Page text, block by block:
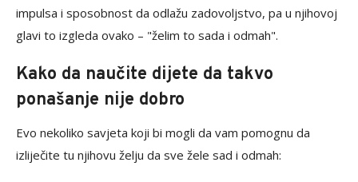
impulsa i sposobnost da odlažu zadovoljstvo, pa u njihovoj
glavi to izgleda ovako – "želim to sada i odmah".
Kako da naučite dijete da takvo
ponašanje nije dobro
Evo nekoliko savjeta koji bi mogli da vam pomognu da
izliječite tu njihovu želju da sve žele sad i odmah: